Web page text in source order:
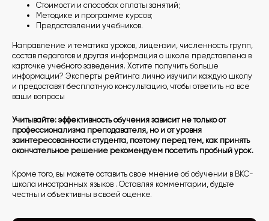
Стоимости и способах оплаты занятий;
Методике и программе курсов;
Предоставлении учебников.
Направление и тематика уроков, лицензии, численность групп,
состав педагогов и другая информация о школе представлена в
карточке учебного заведения. Хотите получить больше
информации? Эксперты рейтинга лично изучили каждую школу
и предоставят бесплатную консультацию, чтобы ответить на все
ваши вопросы
Учитывайте: эффективность обучения зависит не только от
профессионализма преподавателя, но и от уровня
заинтересованности студента, поэтому перед тем, как принять
окончательное решение рекомендуем посетить пробный урок.
Кроме того, вы можете оставить свое мнение об обучении в BKC-
школа иностранных языков . Оставляя комментарии, будьте
честны и объективны в своей оценке.